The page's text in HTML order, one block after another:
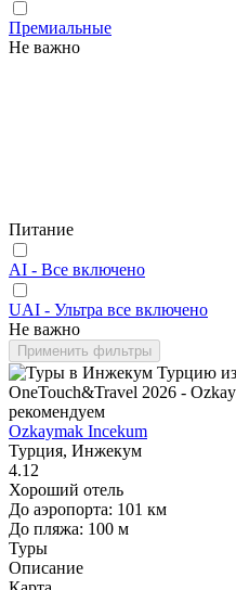
Премиальные
Не важно
Питание
AI - Все включено
UAI - Ультра все включено
Не важно
Применить фильтры
рекомендуем
Ozkaymak Incekum
Турция, Инжекум
4.12
Хороший отель
До аэропорта: 101 км
До пляжа: 100 м
Туры
Описание